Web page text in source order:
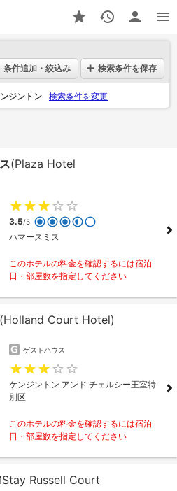
条件追加・絞込み
検索条件を保存
ジントン 検索条件を変更
(Plaza Hotel
3.5/5
ハマースミス
このホテルの料金を確認するには宿泊
日・部屋数を指定してください
(Holland Court Hotel)
ゲストハウス
ケンジントン アンド チェルシー王室特
別区
このホテルの料金を確認するには宿泊
日・部屋数を指定してください
Russell Court